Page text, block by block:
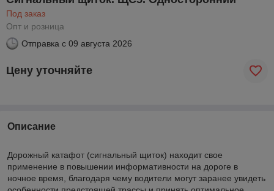
Под заказ
Опт и розница
Отправка с 09 августа 2026
Цену уточняйте
Описание
Дорожный катафот (сигнальный щиток) находит свое
применение в повышении информативности на дороге в
ночное время, благодаря чему водители могут заранее увидеть